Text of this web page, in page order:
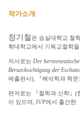
작가소개
정기철 은 숭실대학교 철
학대학교에서 기독교철학
저서로는 Der
Beruecksichtigung der
예출판사), 『해석학과 학
편저로는 『철학과 신학』(
이 있으며, IVP에서 출간한